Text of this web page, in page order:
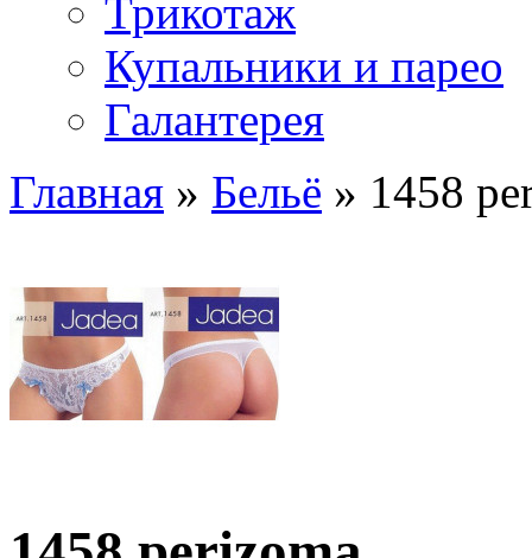
Трикотаж
Купальники и парео
Галантерея
Главная » Бельё » 1458